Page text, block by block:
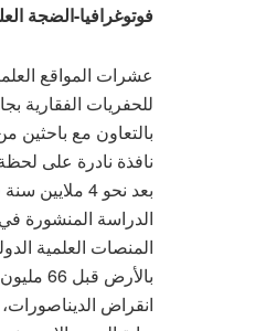
فوتوغرافيا-الضجة
عشرات المواقع
للحفريات الفقارية
بالتعاون مع باحثين
نافذة نادرة على
بعد نحو 4 ملايين سنة فقط من الانقراض الكارثي الذي أنهى عصر الديناصورات.
المنصات العلمية
انقراض